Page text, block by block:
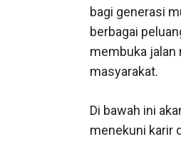
bagi generasi
berbagai
membuka
masyarakat.
Di bawah ini
menekuni karir